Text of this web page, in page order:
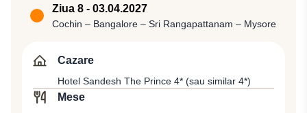
comercianţi încă din timpuri străvechi. Chinezi,
europeni, evrei, arabi şi indieni au găsit aici un plăcut
arhitectonic al clădirilor din oraş. Vom face turul
vizitarea Palatului Mattancherry, construit inițial de
portughezi, preluat și extins ulterior de olandezi, motiv
Ziua 8 - 03.04.2027
Cochin – Bangalore – Sri Rangapattanam – Mysore
Cazare
Hotel Sandesh The Prince 4* (sau similar 4*)
Mese